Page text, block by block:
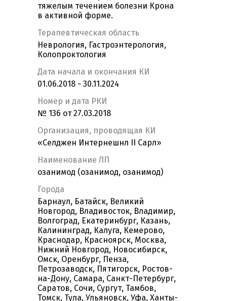
тяжелым течением болезни Крона
в активной форме.
Терапевтическая область
Неврология, Гастроэнтерология,
Колопроктология
Дата начала и окончания КИ
01.06.2018 - 30.11.2024
Номер и дата РКИ
№ 136 от 27.03.2018
Организация, проводящая КИ
«Селджен Интернешнл II Сарл»
Наименование ЛП
озанимод (озанимод, озанимод)
Города
Барнаул, Батайск, Великий
Новгород, Владивосток, Владимир,
Волгоград, Екатеринбург, Казань,
Калининград, Калуга, Кемерово,
Краснодар, Красноярск, Москва,
Нижний Новгород, Новосибирск,
Омск, Оренбург, Пенза,
Петрозаводск, Пятигорск, Ростов-
на-Дону, Самара, Санкт-Петербург,
Саратов, Сочи, Сургут, Тамбов,
Томск, Тула, Ульяновск, Уфа, Ханты-